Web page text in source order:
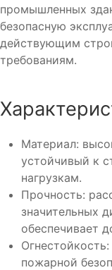
промышленных
безопасную
действующим
требованиям.
Материал:
устойчивый к
нагрузкам.
Прочность:
значительных
обеспечивает
пожарной